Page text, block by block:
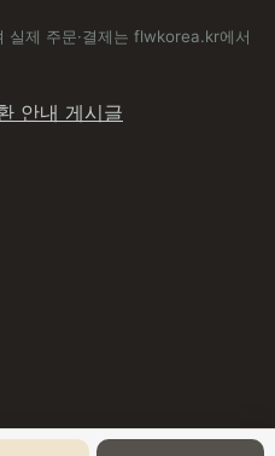
실제 주문·결제는 flwkorea.kr에서
안내 게시글